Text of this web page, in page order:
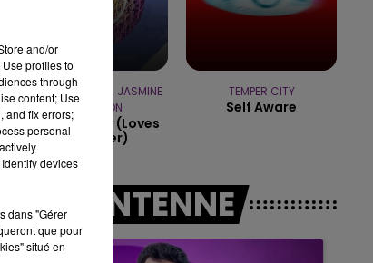
FELIX JAEHN FEAT. JASMINE
THOMPSON
Ain't Nobody (loves
Me Better)
TEMPER CITY
Self Aware
A L'ANTENNE
and/or
profiles to
through
content; Use
and fix errors;
personal
devices
dans "Gérer
que pour
situé en